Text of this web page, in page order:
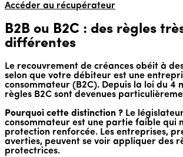
Accéder au récupérateur
B2B ou B2C : des règles
différentes
Le recouvrement de créances obéit à
selon que votre débiteur est une
consommateur (B2C). Depuis la loi du 4
règles B2C sont devenues
Pourquoi cette distinction ? Le
consommateur est une partie faible qui
protection renforcée. Les entreprises,
averties, peuvent se voir appliquer des
protectrices.